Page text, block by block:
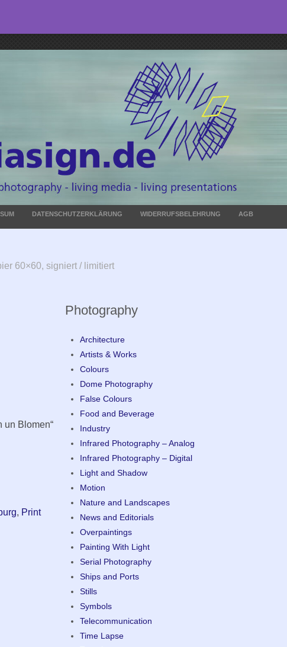
DATENSCHUTZERKLÄRUNG WIDERRUFSBELEHRUNG AGB
60×60, signiert / limitiert
un Blomen“
, Print
Photography
Architecture
Artists & Works
Colours
Dome Photography
False Colours
Food and Beverage
Industry
Infrared Photography – Analog
Infrared Photography – Digital
Light and Shadow
Motion
Nature and Landscapes
News and Editorials
Overpaintings
Painting With Light
Serial Photography
Ships and Ports
Stills
Symbols
Telecommunication
Time Lapse